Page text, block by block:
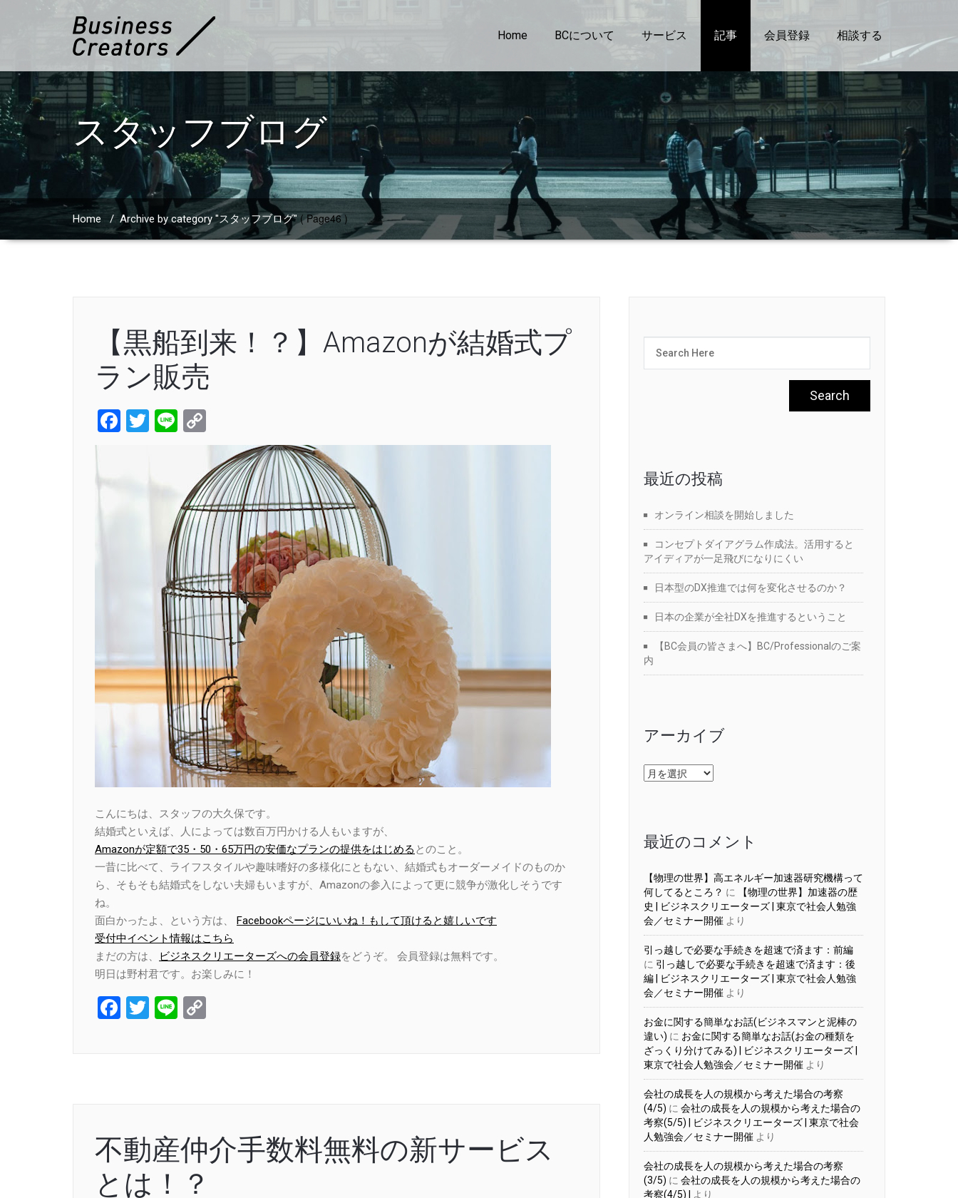
Home BCについて サービス 記事 会員登録 相談する
スタッフブログ
Home / Archive by category "スタッフブログ" ( Page46 )
【黒船到来！？】Amazonが結婚式プ
ラン販売
Facebook
Twitter
Line
Link
こんにちは、スタッフの大久保です。
結婚式といえば、人によっては数百万円かける人もいますが、
Amazonが定額で35・50・65万円の安価なプランの提供をはじめる とのこと。
一昔に比べて、ライフスタイルや趣味嗜好の多様化にともない、結婚式もオーダーメイドのものか
ら、そもそも結婚式をしない夫婦もいますが、Amazonの参入によって更に競争が激化しそうです
ね。
面白かったよ、という方は、
Facebookページにいいね！もして頂けると嬉しいです
受付中イベント情報はこちら
まだの方は、
ビジネスクリエーターズへの会員登録をどうぞ。 会員登録は無料です。
明日は野村君です。お楽しみに！
Facebook
Twitter
Line
不動産仲介手数料無料の新サービス
とは！？
最近の投稿
オンライン相談を開始しました
コンセプトダイアグラム作成法。活用すると
アイディアが一足飛びになりにくい
日本型のDX推進では何を変化させるのか？
日本の企業が全社DXを推進するということ
【BC会員の皆さまへ】BC/Professionalのご案
内
アーカイブ
ア
ー
最近のコメント
【物理の世界】高エネルギー加速器研究機構って
何してるところ？ に
【物理の世界】加速器の歴
史 | ビジネスクリエーターズ | 東京で社会人勉強
会／セミナー開催 より
引っ越しで必要な手続きを超速で済ます：前編
に 引っ越しで必要な手続きを超速で済ます：後
編 | ビジネスクリエーターズ | 東京で社会人勉強
会／セミナー開催 より
お金に関する簡単なお話(ビジネスマンと泥棒の
違い) に お金に関する簡単なお話(お金の種類を
ざっくり分けてみる) | ビジネスクリエーターズ |
東京で社会人勉強会／セミナー開催 より
会社の成長を人の規模から考えた場合の考察
(4/5) に 会社の成長を人の規模から考えた場合の
考察(5/5) | ビジネスクリエーターズ | 東京で社会
人勉強会／セミナー開催 より
会社の成長を人の規模から考えた場合の考察
(3/5) に 会社の成長を人の規模から考えた場合の
考察(4/5) |
より